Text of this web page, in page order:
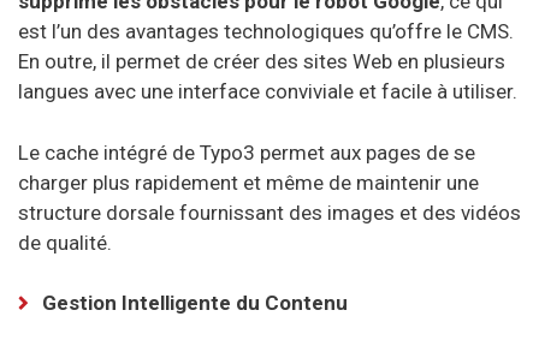
Scala Hosting
Site5
SiteGround
TSOHost
Hébergement pour Minecraft
est l’un des avantages technologiques qu’offre le CMS.
En outre, il permet de créer des sites Web en plusieurs
langues avec une interface conviviale et facile à utiliser.
Le cache intégré de Typo3 permet aux pages de se
charger plus rapidement et même de maintenir une
structure dorsale fournissant des images et des vidéos
de qualité.
Gestion Intelligente du Contenu